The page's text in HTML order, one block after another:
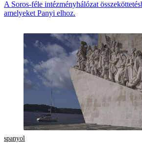
A Soros-féle intézményhálózat
amelyeket Panyi elhoz.
spanyol